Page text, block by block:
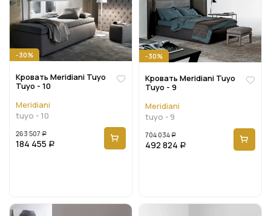
-30%
Кровать Meridiani Tuyo
Tuyo - 10
Meridiani
tuyo - 10
263 507 Р
184 455 Р
-30%
Кровать Meridiani Tuyo
Tuyo - 9
Meridiani
tuyo - 9
704 034 Р
492 824 Р